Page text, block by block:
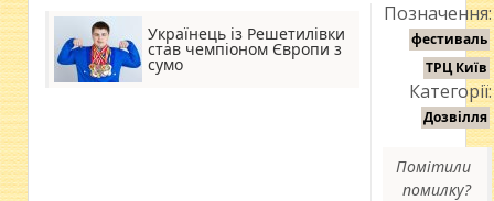
Українець із Решетилівки
став чемпіоном Європи з
сумо
Позначення:
фестиваль
ТРЦ Київ
Категорії:
Дозвілля
Помітили
помилку?